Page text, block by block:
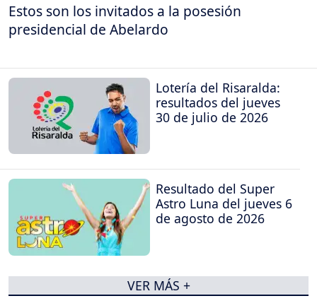
Estos son los invitados a la posesión
presidencial de Abelardo
Lotería del Risaralda:
resultados del jueves
30 de julio de 2026
Resultado del Super
Astro Luna del jueves 6
de agosto de 2026
VER MÁS +